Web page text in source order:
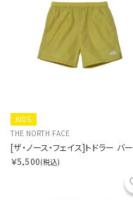
KIDS
THE NORTH FACE
￥5,500(税込)